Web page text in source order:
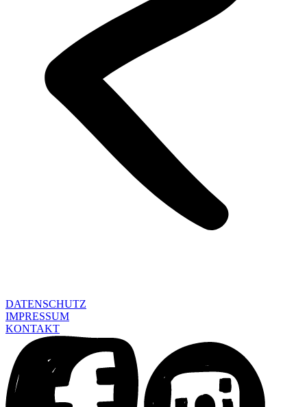
DATENSCHUTZ
IMPRESSUM
KONTAKT